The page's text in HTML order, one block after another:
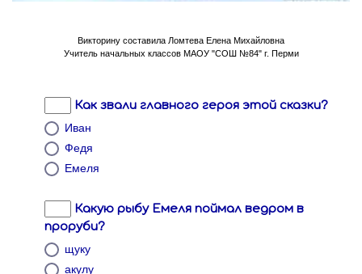
Викторину составила Ломтева Елена Михайловна
Учитель начальных классов МАОУ "СОШ №84" г. Перми
Как звали главного героя этой сказки?
Иван
Федя
Емеля
Какую рыбу Емеля поймал ведром в
проруби?
щуку
акулу